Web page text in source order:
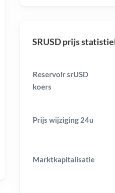
SRUSD prijs
Reservoir srUSD
koers
Prijs wijziging 24u
Marktkapitalisatie